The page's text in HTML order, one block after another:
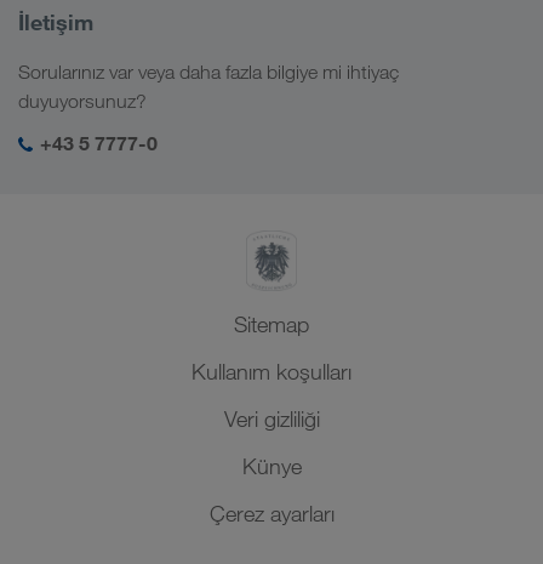
Dijital çözümler
LKW WALTER girişim
Kafkas
Orta Asya
Orta Doğu
Kuzey Afrika
Şirket bilgileri
Sosyal sorumluluk
İletişim
Sorularınız var veya daha fazla bilgiye mi ihtiyaç
duyuyorsunuz?
+43 5 7777-0
Sitemap
Kullanım koşulları
Veri gizliliği
Künye
Çerez ayarları